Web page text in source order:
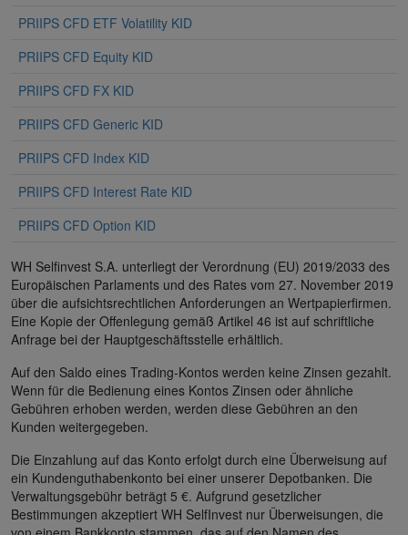
PRIIPS CFD ETF Volatility KID
PRIIPS CFD Equity KID
PRIIPS CFD FX KID
PRIIPS CFD Generic KID
PRIIPS CFD Index KID
PRIIPS CFD Interest Rate KID
PRIIPS CFD Option KID
WH Selfinvest S.A. unterliegt der Verordnung (EU) 2019/2033 des
Europäischen Parlaments und des Rates vom 27. November 2019
über die aufsichtsrechtlichen Anforderungen an Wertpapierfirmen.
Eine Kopie der Offenlegung gemäß Artikel 46 ist auf schriftliche
Anfrage bei der Hauptgeschäftsstelle erhältlich.
Auf den Saldo eines Trading-Kontos werden keine Zinsen gezahlt.
Wenn für die Bedienung eines Kontos Zinsen oder ähnliche
Gebühren erhoben werden, werden diese Gebühren an den
Kunden weitergegeben.
Die Einzahlung auf das Konto erfolgt durch eine Überweisung auf
ein Kundenguthabenkonto bei einer unserer Depotbanken. Die
Verwaltungsgebühr beträgt 5 €. Aufgrund gesetzlicher
Bestimmungen akzeptiert WH SelfInvest nur Überweisungen, die